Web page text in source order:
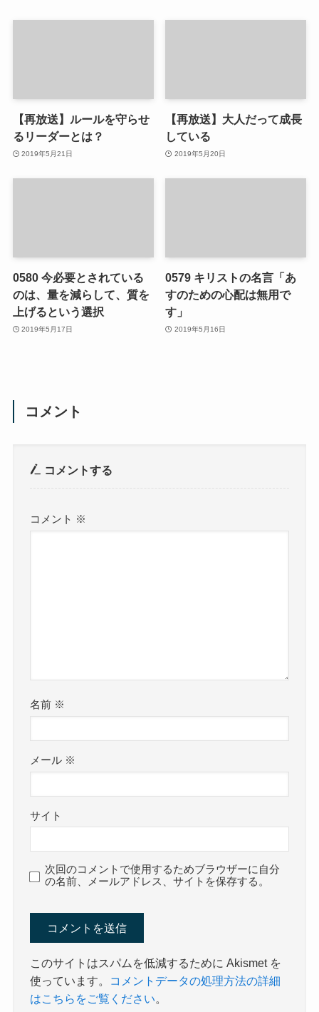
【再放送】ルールを守らせ
るリーダーとは？
2019年5月21日
【再放送】大人だって成長
している
2019年5月20日
0580 今必要とされている
のは、量を減らして、質を
上げるという選択
2019年5月17日
0579 キリストの名言「あ
すのための心配は無用で
す」
2019年5月16日
コメント
コメントする
コメント ※
名前 ※
メール ※
サイト
次回のコメントで使用するためブラウザーに自分
の名前、メールアドレス、サイトを保存する。
このサイトはスパムを低減するために Akismet を
使っています。
コメントデータの処理方法の詳細
はこちらをご覧ください。